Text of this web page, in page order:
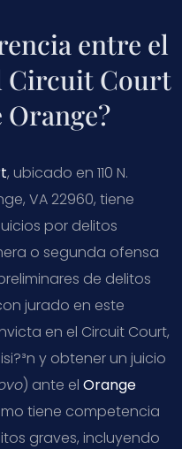
entre el
Circuit Court
Orange?
, ubicado en 110 N.
VA 22960, tiene
por delitos
o segunda ofensa
de delitos
jurado en este
en el Circuit Court,
y obtener un juicio
) ante el Orange
tiene competencia
graves, incluyendo